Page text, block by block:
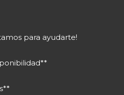
para ayudarte!